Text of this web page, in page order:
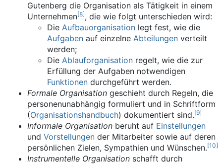
Gutenberg die Organisation als Tätigkeit in einem
Unternehmen[8], die wie folgt unterschieden wird:
Die Aufbauorganisation legt fest, wie die
Aufgaben auf einzelne Abteilungen verteilt
werden;
Die Ablauforganisation regelt, wie die zur
Erfüllung der Aufgaben notwendigen
Funktionen durchgeführt werden.
Formale Organisation geschieht durch Regeln, die
personenunabhängig formuliert und in Schriftform
(Organisationshandbuch) dokumentiert sind.[9]
Informale Organisation beruht auf Einstellungen
und Vorstellungen der Mitarbeiter sowie auf deren
persönlichen Zielen, Sympathien und Wünschen.[10]
Instrumentelle Organisation schafft durch